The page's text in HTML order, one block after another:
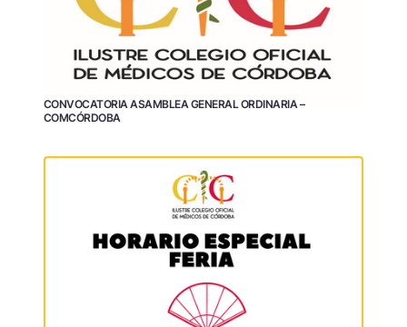
CONVOCATORIA ASAMBLEA GENERAL ORDINARIA –
COMCÓRDOBA